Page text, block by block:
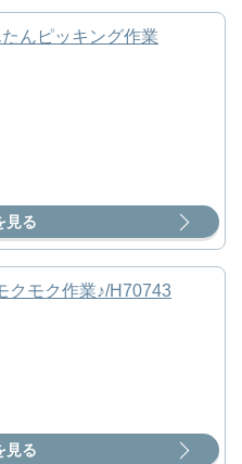
んピッキング作業
見る
クモク作業♪/H70743
見る